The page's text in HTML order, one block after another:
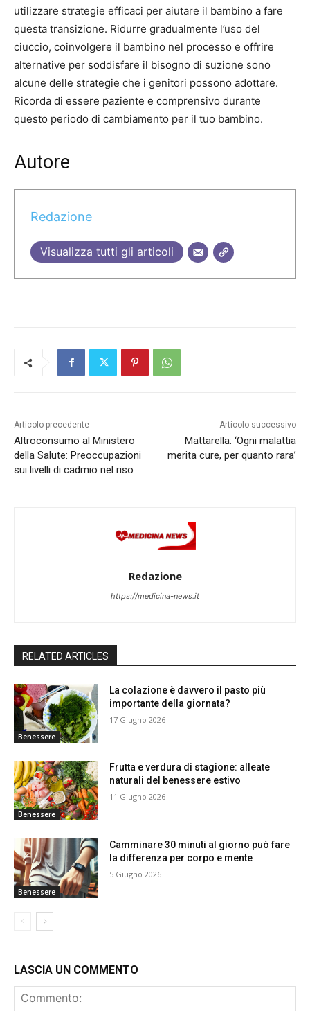
utilizzare strategie efficaci per aiutare il bambino a fare
questa transizione. Ridurre gradualmente l’uso del
ciuccio, coinvolgere il bambino nel processo e offrire
alternative per soddisfare il bisogno di suzione sono
alcune delle strategie che i genitori possono adottare.
Ricorda di essere paziente e comprensivo durante
questo periodo di cambiamento per il tuo bambino.
Autore
Redazione
Visualizza tutti gli articoli
Articolo precedente
Altroconsumo al Ministero
della Salute: Preoccupazioni
sui livelli di cadmio nel riso
Articolo successivo
Mattarella: ‘Ogni malattia
merita cure, per quanto rara’
Redazione
https://medicina-news.it
RELATED ARTICLES
Benessere
La colazione è davvero il pasto più
importante della giornata?
17 Giugno 2026
Benessere
Frutta e verdura di stagione: alleate
naturali del benessere estivo
11 Giugno 2026
Benessere
Camminare 30 minuti al giorno può fare
la differenza per corpo e mente
5 Giugno 2026
LASCIA UN COMMENTO